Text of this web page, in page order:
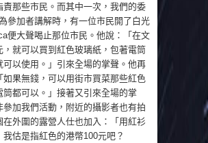
責那些市民。而其中一次，我們的委
參加者講解時，有一位市民開了白光
便大聲喝止那位市民。他說：「在文
，就可以買到紅色玻璃紙，包著電筒
可以使用。」引來全場的掌聲。他再
如果無錢，可以用街市買菜那些紅色
筒都可以。」接著又引來全場的掌
參加我們活動，附近的攝影者也有拍
在外圍的露營人仕也加入：「用紅衫
我估是指紅色的港幣100元吧？